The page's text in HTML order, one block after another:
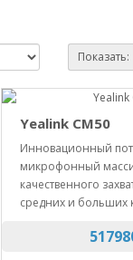
Показать:
Yealink CM50
Инновационный
микрофонный
качественного
средних и больших